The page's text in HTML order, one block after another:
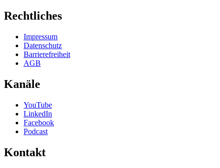
Rechtliches
Impressum
Datenschutz
Barrierefreiheit
AGB
Kanäle
YouTube
LinkedIn
Facebook
Podcast
Kontakt